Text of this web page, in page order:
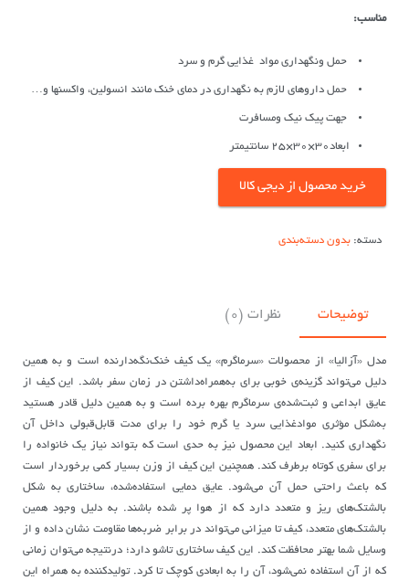
مناسب:
حمل ونگهداری مواد غذایی گرم و سرد
حمل داروهای لازم به نگهداری در دمای خنک مانند انسولین، واکسنها و…
جهت پیک نیک ومسافرت
ابعاد۳۰×۳۰×۲۵ سانتیمتر
خرید محصول از دیجی کالا
دسته: بدون دسته‌بندی
توضیحات نظرات (0)
مدل «آزالیا» از محصولات «سرماگرم» یک کیف خنک‌نگه‌دارنده است و به همین
دلیل می‌تواند گزینه‌ی خوبی برای به‌همراه‌داشتن در زمان سفر باشد. این کیف از
عایق ابداعی و ثبت‌شده‌ی سرماگرم بهره برده است و به همین دلیل قادر هستید
به‌شکل مؤثری موادغذایی سرد یا گرم خود را برای مدت قابل‌قبولی داخل آن
نگهداری کنید. ابعاد این محصول نیز به حدی است که بتواند نیاز یک خانواده را
برای سفری کوتاه برطرف کند. همچنین این کیف از وزن بسیار کمی برخوردار است
که باعث راحتی حمل آن می‌شود. عایق دمایی استفاده‌شده، ساختاری به شکل
بالشتک‌های ریز و متعدد دارد که از هوا پر شده‌ باشند. به دلیل وجود همین
بالشتک‌های متعدد، کیف تا میزانی می‌تواند در برابر ضربه‌ها مقاومت نشان داده و از
وسایل شما بهتر محافظت کند. این کیف ساختاری تاشو دارد؛ درنتیجه می‌توان زمانی
که از آن استفاده نمی‌شود، آن را به ابعادی کوچک تا کرد. تولید‌کننده به همراه این